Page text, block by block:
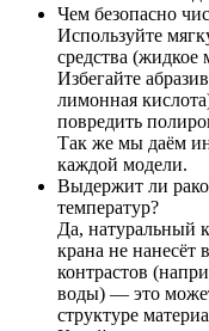
Чем безопасно
Используйте
средства (жидкое
Избегайте
лимонная
повредить
Так же мы даём
каждой модели.
Выдержит ли
температур?
Да, натуральный
крана не нанесёт
контрастов
воды) — это
структуре